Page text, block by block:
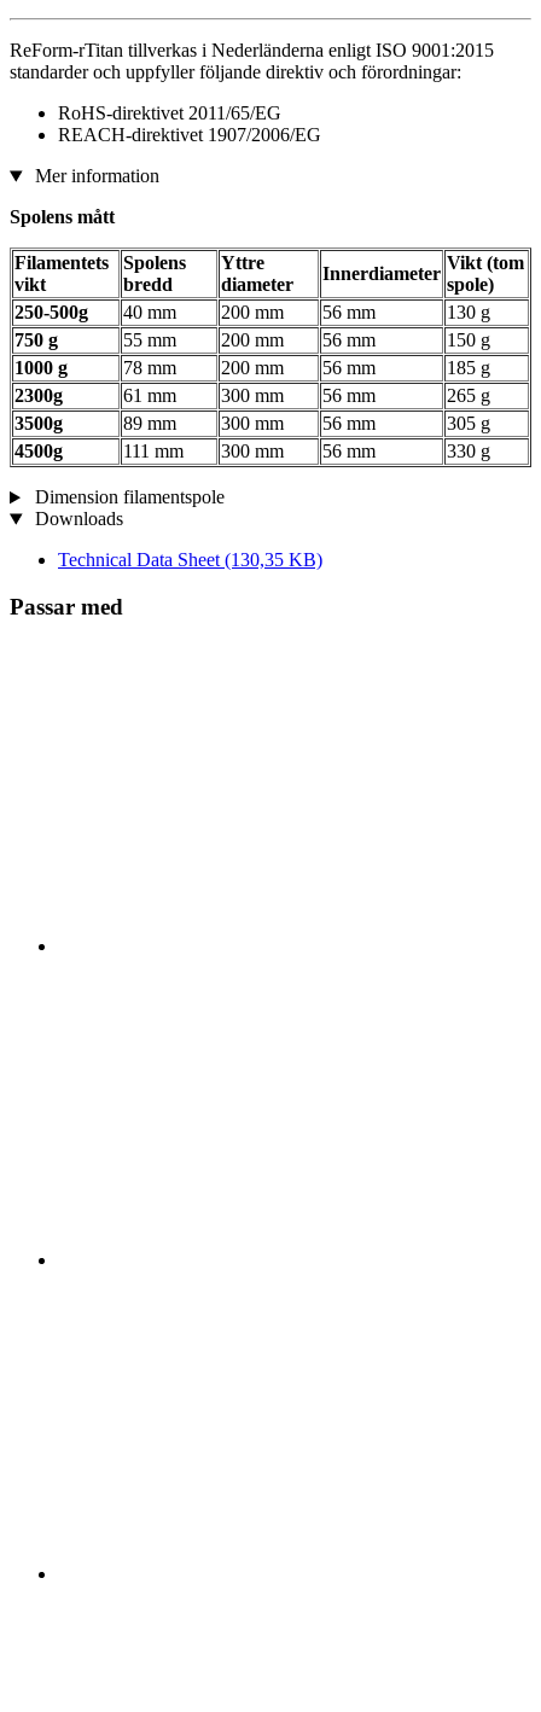
ReForm-rTitan tillverkas i Nederländerna enligt ISO 9001:2015
standarder och uppfyller följande direktiv och förordningar:
RoHS-direktivet 2011/65/EG
REACH-direktivet 1907/2006/EG
Mer information
Spolens mått
Filamentets
vikt
Spolens
bredd
Yttre
diameter
Innerdiameter
Vikt (tom
spole)
250-500g
40 mm 200 mm 56 mm
130 g
750 g
55 mm 200 mm 56 mm
150 g
1000 g
78 mm 200 mm 56 mm
185 g
2300g
61 mm 300 mm 56 mm
265 g
3500g
89 mm 300 mm 56 mm
305 g
4500g
111 mm 300 mm 56 mm 330 g
Dimension filamentspole
Downloads
Technical Data Sheet(130,35 KB)
Passar med